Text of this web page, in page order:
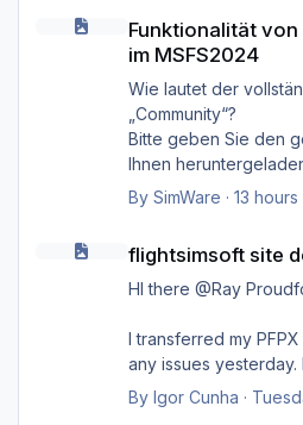
Funktionalität von
im MSFS2024
Wie lautet der
„Community“?
Bitte geben Sie den
Ihnen
Danke.
By SimWare · 13
flightsimsoft site
HI there @Ray
I transferred my
any issues
online on their server,
smoothly.
By Igor Cunha ·